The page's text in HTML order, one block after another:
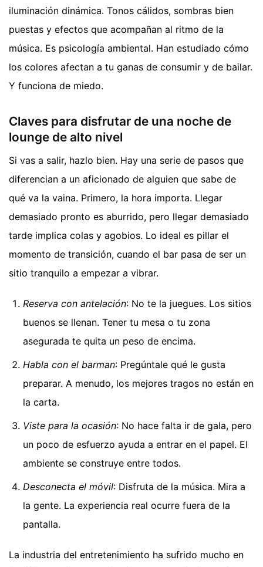
iluminación dinámica. Tonos cálidos, sombras bien
puestas y efectos que acompañan al ritmo de la
música. Es psicología ambiental. Han estudiado cómo
los colores afectan a tu ganas de consumir y de bailar.
Y funciona de miedo.
Claves para disfrutar de una noche de
lounge de alto nivel
Si vas a salir, hazlo bien. Hay una serie de pasos que
diferencian a un aficionado de alguien que sabe de
qué va la vaina. Primero, la hora importa. Llegar
demasiado pronto es aburrido, pero llegar demasiado
tarde implica colas y agobios. Lo ideal es pillar el
momento de transición, cuando el bar pasa de ser un
sitio tranquilo a empezar a vibrar.
Reserva con antelación: No te la juegues. Los sitios
buenos se llenan. Tener tu mesa o tu zona
asegurada te quita un peso de encima.
Habla con el barman: Pregúntale qué le gusta
preparar. A menudo, los mejores tragos no están en
la carta.
Viste para la ocasión: No hace falta ir de gala, pero
un poco de esfuerzo ayuda a entrar en el papel. El
ambiente se construye entre todos.
Desconecta el móvil: Disfruta de la música. Mira a
la gente. La experiencia real ocurre fuera de la
pantalla.
La industria del entretenimiento ha sufrido mucho en